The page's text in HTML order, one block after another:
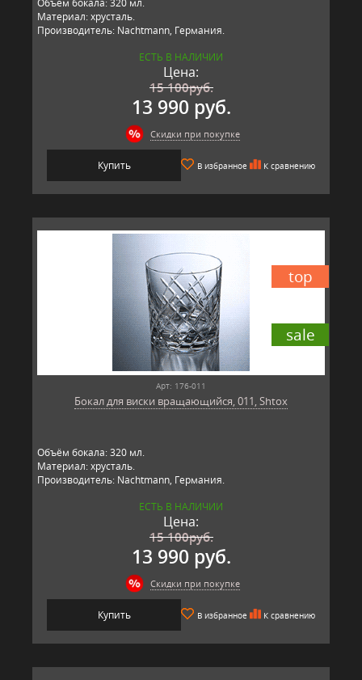
Материал: хрусталь.
Производитель: Nachtmann, Германия.
ЕСТЬ В НАЛИЧИИ
Цена:
15 100руб.
13 990 руб.
Скидки при покупке
Купить В избранное К сравнению
sale
top
Арт: 176-011
Бокал для виски вращающийся, 011, Shtox
Объём бокала: 320 мл.
Материал: хрусталь.
Производитель: Nachtmann, Германия.
ЕСТЬ В НАЛИЧИИ
Цена:
15 100руб.
13 990 руб.
Скидки при покупке
Купить В избранное К сравнению